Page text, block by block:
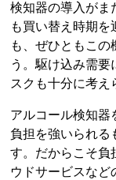
検知器の導入がま
も買い替え時期
も、ぜひともこの
う。駆け込み需要
スクも十分に考え
アルコール検知器
負担を強いられる
す。だからこそ負
ウドサービスなど